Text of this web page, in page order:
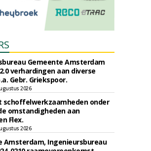
Gemeente Amsterdam
verhardingen aan diverse
Gebr. Griekspoor.
2026
schoffelwerkzaamheden onder
omstandigheden aan
Flex.
2026
Amsterdam, Ingenieursbureau